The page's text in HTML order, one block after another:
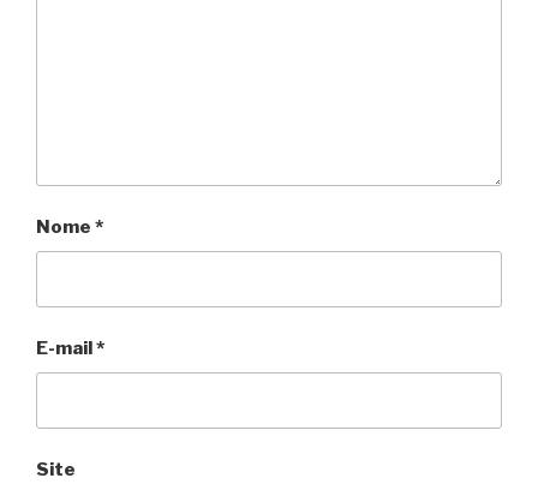
Nome *
E-mail*
Site